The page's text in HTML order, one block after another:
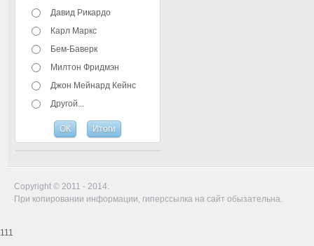
Давид Рикардо
Карл Маркс
Бем-Баверк
Милтон Фридмэн
Джон Мейнард Кейнс
Другой...
Copyright © 2011 - 2014.
При копировании информации, гиперссылка на сайт обызательна.
111